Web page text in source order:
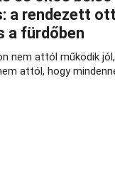
a rendezett
a fürdőben
nem attól működik
attól, hogy